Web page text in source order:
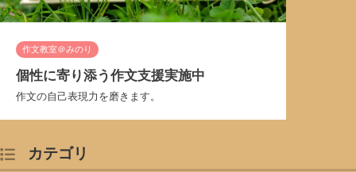
作文教室＠みのり
個性に寄り添う作文支援実施中
作文の自己表現力を磨きます。
カテゴリ